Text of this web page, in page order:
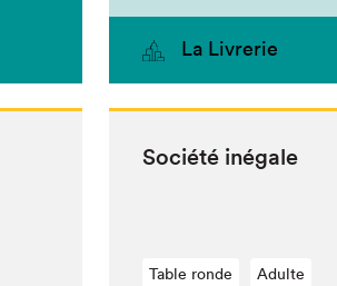
La Livrerie
Société iné­gale
Table ronde Adulte